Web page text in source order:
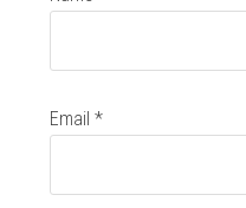
Email*